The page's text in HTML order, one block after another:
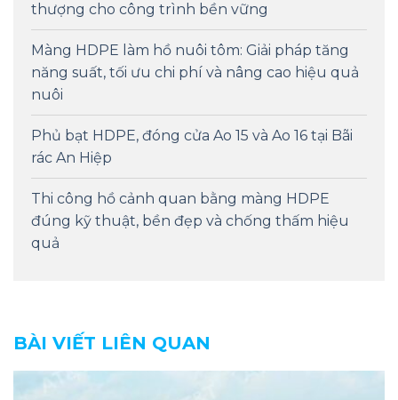
thượng cho công trình bền vững
Màng HDPE làm hồ nuôi tôm: Giải pháp tăng
năng suất, tối ưu chi phí và nâng cao hiệu quả
nuôi
Phủ bạt HDPE, đóng cửa Ao 15 và Ao 16 tại Bãi
rác An Hiệp
Thi công hồ cảnh quan bằng màng HDPE
đúng kỹ thuật, bền đẹp và chống thấm hiệu
quả
BÀI VIẾT LIÊN QUAN